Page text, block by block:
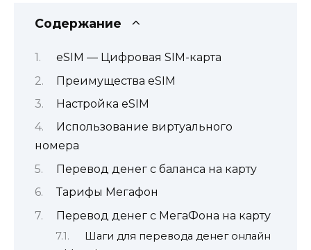
Содержание
eSIM — Цифровая SIM-карта
Преимущества eSIM
Настройка eSIM
Использование виртуального
номера
Перевод денег с баланса на карту
Тарифы Мегафон
Перевод денег с МегаФона на карту
Шаги для перевода денег онлайн